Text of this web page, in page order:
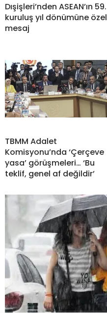
Dışişleri’nden ASEAN’ın 59.
kuruluş yıl dönümüne özel
mesaj
TBMM Adalet
Komisyonu’nda ‘Çerçeve
yasa’ görüşmeleri… ‘Bu
teklif, genel af değildir’